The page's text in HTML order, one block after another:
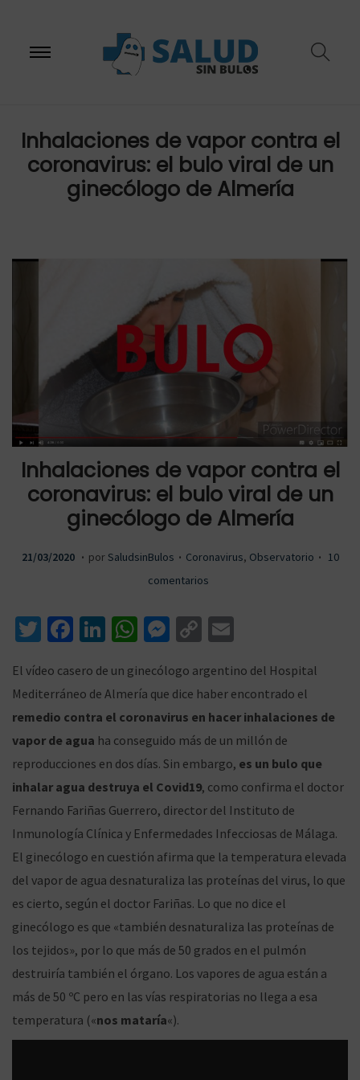
a
r
n
v
a
r
o
t
Inhalaciones de vapor contra el
coronavirus: el bulo viral de un
ginecólogo de Almería
Inhalaciones de vapor contra el
coronavirus: el bulo viral de un
ginecólogo de Almería
P
l
c
a
d
o
e
l
21/03/2020 2
/
2
0
2
0
. porSaludsinBulos . P
u
c
a
d
o
e
n
Coronavirus, Observatorio . 10
comentarios
T
tt
er
Fa
b
o
o
k
Li
ke
dI
n
W
at
sA
p
p
M
se
n
ge
r
C
p
y
Li
n
k
ai
l
El vídeo casero de un ginecólogo argentino del Hospital
Mediterráneo de Almería que dice haber encontrado el
remedio contra el coronavirus en hacer inhalaciones de
vapor de agua ha conseguido más de un millón de
reproducciones en dos días. Sin embargo, es un bulo que
inhalar agua destruya el Covid19, como confirma el doctor
Fernando Fariñas Guerrero, director del Instituto de
Inmunología Clínica y Enfermedades Infecciosas de Málaga.
El ginecólogo en cuestión afirma que la temperatura elevada
del vapor de agua desnaturaliza las proteínas del virus, lo que
es cierto, según el doctor Fariñas. Lo que no dice el
ginecólogo es que «también desnaturaliza las proteínas de
los tejidos», por lo que más de 50 grados en el pulmón
destruiría también el órgano. Los vapores de agua están a
más de 50 ºC pero en las vías respiratorias no llega a esa
temperatura («nos mataría«).